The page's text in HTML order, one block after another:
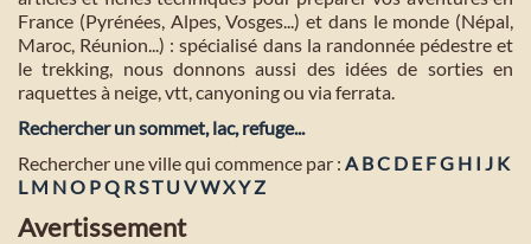
France (Pyrénées, Alpes, Vosges...) et dans le monde (Népal,
Maroc, Réunion...) : spécialisé dans la randonnée pédestre et
le trekking, nous donnons aussi des idées de sorties en
raquettes à neige, vtt, canyoning ou via ferrata.
Rechercher un sommet, lac, refuge...
Rechercher une ville qui commence par : A BC D E FG H I J K
L M NO PQ RST U VWXYZ
Avertissement